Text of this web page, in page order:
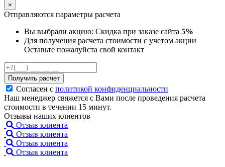
×
Отправляются параметры расчета
Вы выбрали акцию: Скидка при заказе сайта 5%
Для получения расчета стоимости с учетом акции
Оставьте пожалуйста свой контакт
Получить расчет
Согласен с политикой конфиденциальности
Наш менеджер свяжется с Вами после проведения расчета
стоимости в течении 15 минут.
Отзывы наших клиентов
Отзыв клиента
Отзыв клиента
Отзыв клиента
Отзыв клиента